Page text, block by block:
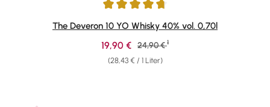
Durchschnittliche Bewertung von 4.74 von 5 Sternen
The Deveron 10 YO Whisky 40% vol. 0,70l
(28,43 € / 1 Liter)
Verkaufspreis:
19,90 € Regulärer Preis:
24,90 € 1